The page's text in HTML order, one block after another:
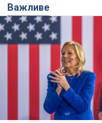
Дружина
перший симптом, який
"агресивний" рак
Спершу лікарі не надали
16,8 т.
Відпустка Лесі
обернулася
несправедливо